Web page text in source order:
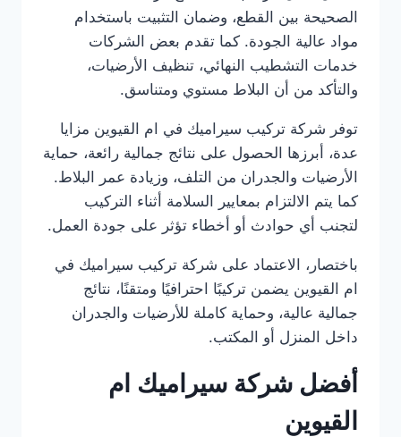
الصحيحة بين القطع، وضمان التثبيت باستخدام
مواد عالية الجودة. كما تقدم بعض الشركات
خدمات التشطيب النهائي، تنظيف الأرضيات،
والتأكد من أن البلاط مستوي ومتناسق.
توفر شركة تركيب سيراميك في ام القيوين مزايا
عدة، أبرزها الحصول على نتائج جمالية رائعة، حماية
الأرضيات والجدران من التلف، وزيادة عمر البلاط.
كما يتم الالتزام بمعايير السلامة أثناء التركيب
لتجنب أي حوادث أو أخطاء تؤثر على جودة العمل.
باختصار، الاعتماد على شركة تركيب سيراميك في
ام القيوين يضمن تركيبًا احترافيًا ومتقنًا، نتائج
جمالية عالية، وحماية كاملة للأرضيات والجدران
داخل المنزل أو المكتب.
أفضل شركة سيراميك ام
القيوين